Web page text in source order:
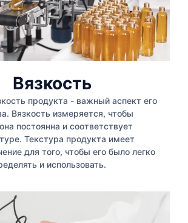
Вязкость
продукта - важный аспект его
Вязкость измеряется, чтобы
постоянна и соответствует
Текстура продукта имеет
для того, чтобы его было легко
и использовать.